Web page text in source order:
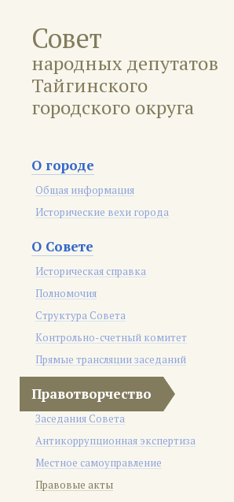
Совет
народных депутатов
Тайгинского
городского округа
О городе
Общая информация
Исторические вехи города
О Совете
Историческая справка
Полномочия
Структура Совета
Контрольно-счетный комитет
Прямые трансляции заседаний
Правотворчество
Заседания Совета
Антикоррупционная экспертиза
Местное самоуправление
Правовые акты